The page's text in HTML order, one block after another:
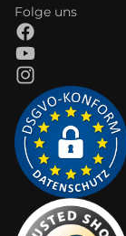
Folge uns